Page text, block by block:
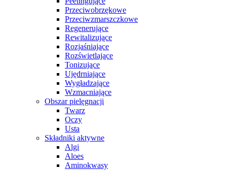
Przeciwobrzękowe
Przeciwzmarszczkowe
Regenerujące
Rewitalizujące
Rozjaśniające
Rozświetlające
Tonizujące
Ujędrniające
Wygładzające
Wzmacniające
Obszar pielęgnacji
Twarz
Oczy
Usta
Składniki aktywne
Algi
Aloes
Aminokwasy